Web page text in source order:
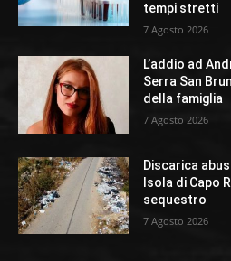
tempi stretti
7 Agosto 2026
L’addio ad
Serra San
della famiglia
7 Agosto 2026
Discarica
Isola di Capo
sequestro
7 Agosto 2026